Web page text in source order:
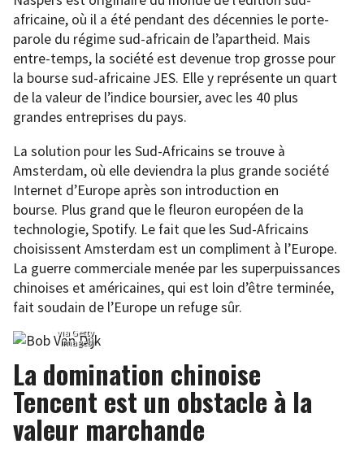
africaine, où il a été pendant des décennies le porte-
parole du régime sud-africain de l’apartheid. Mais
entre-temps, la société est devenue trop grosse pour
la bourse sud-africaine JES. Elle y représente un quart
de la valeur de l’indice boursier, avec les 40 plus
grandes entreprises du pays.
La solution pour les Sud-Africains se trouve à
Amsterdam, où elle deviendra la plus grande société
Internet d’Europe après son introduction en
bourse. Plus grand que le fleuron européen de la
technologie, Spotify. Le fait que les Sud-Africains
choisissent Amsterdam est un compliment à l’Europe.
La guerre commerciale menée par les superpuissances
chinoises et américaines, qui est loin d’être terminée,
fait soudain de l’Europe un refuge sûr.
Bob Van
Dijk, PDG
de Naspers
Ltd
via Getty
Images)
La domination chinoise
Tencent est un obstacle à la
valeur marchande